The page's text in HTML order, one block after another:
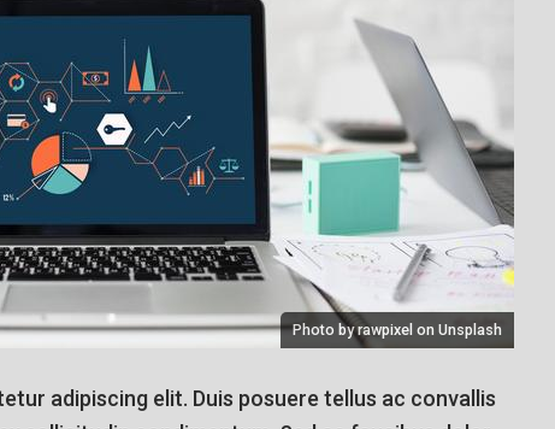
Photo by rawpixel on Unsplash
adipiscing elit. Duis posuere tellus ac convallis